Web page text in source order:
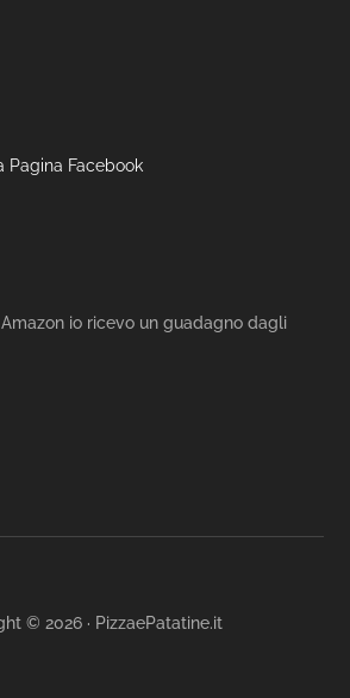
Pagina Facebook
io ricevo un guadagno dagli
© 2026 · PizzaePatatine.it